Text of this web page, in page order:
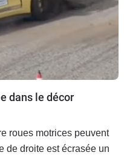
dans le décor
roues motrices peuvent
de droite est écrasée un